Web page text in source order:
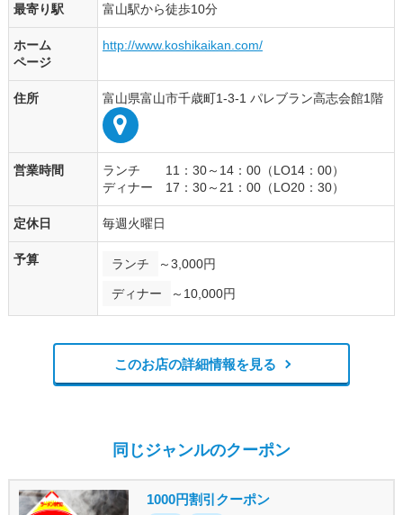
最寄り駅 富山駅から徒歩10分
ホーム
ページ
http://www.koshikaikan.com/
住所 富山県富山市千歳町1-3-1 パレブラン高志会館1階
営業時間
ランチ 11：30～14：00（LO14：00）
ディナー 17：30～21：00（LO20：30）
定休日 毎週火曜日
予算 ランチ ～3,000円
ディナー ～10,000円
このお店の詳細情報を見る
同じジャンルのクーポン
1000円割引クーポン